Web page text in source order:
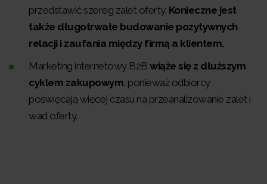
przedstawić szereg zalet oferty. Konieczne jest
także długotrwałe budowanie pozytywnych
relacji i zaufania między firmą a klientem.
Marketing internetowy B2B wiąże się z dłuższym
cyklem zakupowym , ponieważ odbiorcy
poświęcają więcej czasu na przeanalizowanie zalet i
wad oferty.